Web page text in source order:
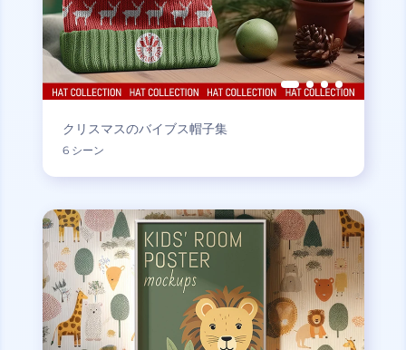
クリスマスのバイブス帽子集
6 シーン